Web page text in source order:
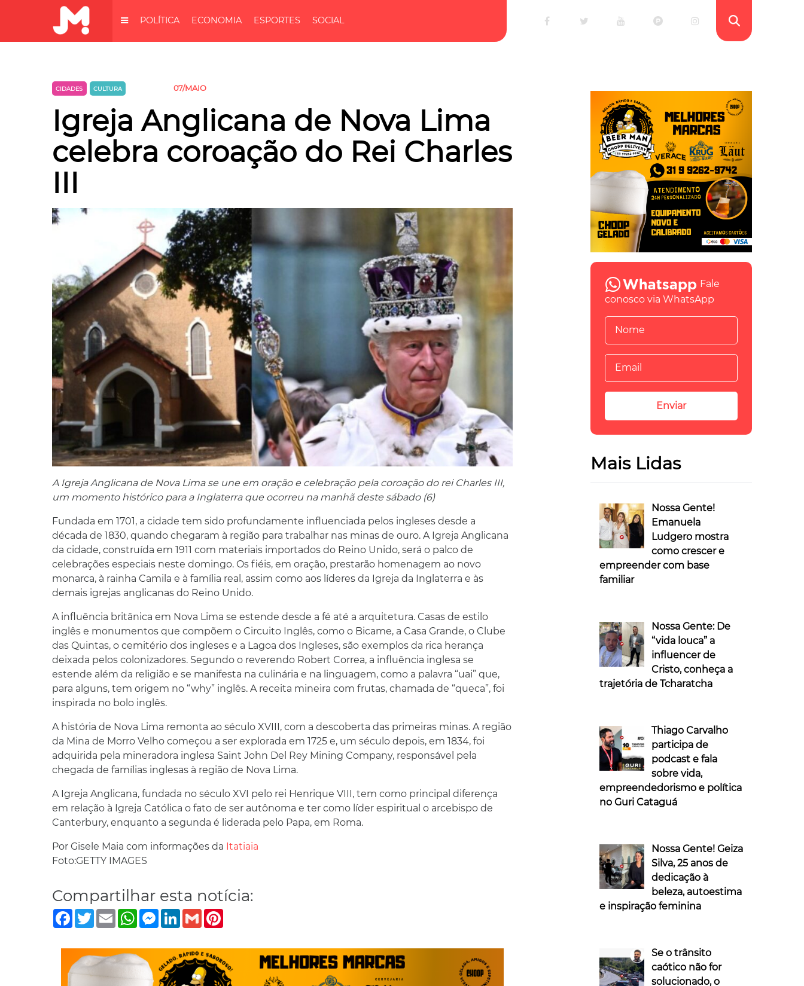
POLÍTICA ECONOMIA ESPORTES SOCIAL
CIDADES CULTURA 07/MAIO
Igreja Anglicana de Nova Lima
celebra coroação do Rei Charles
III
A Igreja Anglicana de Nova Lima se une em oração e celebração pela coroação do rei Charles III,
um momento histórico para a Inglaterra que ocorreu na manhã deste sábado (6)
Fundada em 1701, a cidade tem sido profundamente influenciada pelos ingleses desde a
década de 1830, quando chegaram à região para trabalhar nas minas de ouro. A Igreja Anglicana
da cidade, construída em 1911 com materiais importados do Reino Unido, será o palco de
celebrações especiais neste domingo. Os fiéis, em oração, prestarão homenagem ao novo
monarca, à rainha Camila e à família real, assim como aos líderes da Igreja da Inglaterra e às
demais igrejas anglicanas do Reino Unido.
A influência britânica em Nova Lima se estende desde a fé até a arquitetura. Casas de estilo
inglês e monumentos que compõem o Circuito Inglês, como o Bicame, a Casa Grande, o Clube
das Quintas, o cemitério dos ingleses e a Lagoa dos Ingleses, são exemplos da rica herança
deixada pelos colonizadores. Segundo o reverendo Robert Correa, a influência inglesa se
estende além da religião e se manifesta na culinária e na linguagem, como a palavra “uai” que,
para alguns, tem origem no “why” inglês. A receita mineira com frutas, chamada de “queca”, foi
inspirada no bolo inglês.
A história de Nova Lima remonta ao século XVIII, com a descoberta das primeiras minas. A região
da Mina de Morro Velho começou a ser explorada em 1725 e, um século depois, em 1834, foi
adquirida pela mineradora inglesa Saint John Del Rey Mining Company, responsável pela
chegada de famílias inglesas à região de Nova Lima.
A Igreja Anglicana, fundada no século XVI pelo rei Henrique VIII, tem como principal diferença
em relação à Igreja Católica o fato de ser autônoma e ter como líder espiritual o arcebispo de
Canterbury, enquanto a segunda é liderada pelo Papa, em Roma.
Por Gisele Maia com informações da Itatiaia
Foto:GETTY IMAGES
Compartilhar esta notícia:
Facebook
TwitterEmailWhatsApp
Messenger
LinkedIn
Gmail
Fale
conosco via WhatsApp
Mais Lidas
Nossa Gente!
Emanuela
Ludgero mostra
como crescer e
empreender com base
familiar
Nossa Gente: De
“vida louca” a
influencer de
Cristo, conheça a
trajetória de Tcharatcha
Thiago Carvalho
participa de
podcast e fala
sobre vida,
empreendedorismo e política
no Guri Cataguá
Nossa Gente! Geiza
Silva, 25 anos de
dedicação à
beleza, autoestima
e inspiração feminina
Se o trânsito
caótico não for
solucionado, o